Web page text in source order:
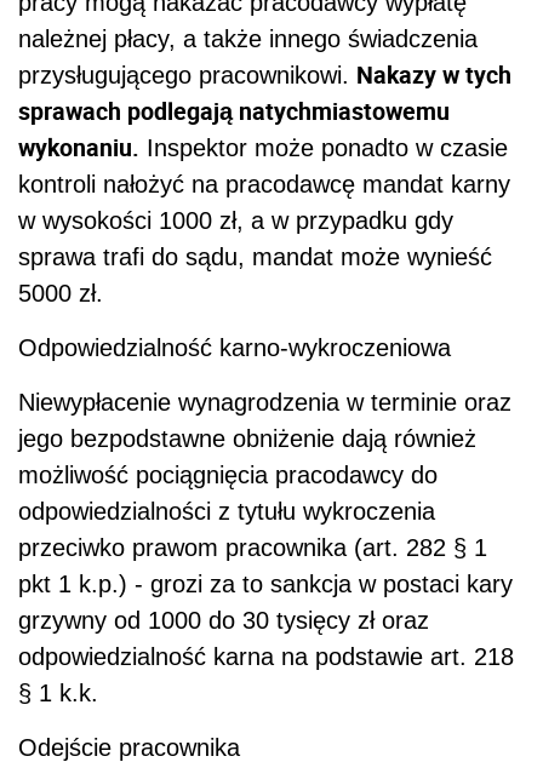
należnej płacy, a także innego świadczenia
przysługującego pracownikowi. Nakazy w tych
sprawach podlegają natychmiastowemu
wykonaniu. Inspektor może ponadto w czasie
kontroli nałożyć na pracodawcę mandat karny
w wysokości 1000 zł, a w przypadku gdy
sprawa trafi do sądu, mandat może wynieść
5000 zł.
Odpowiedzialność karno-wykroczeniowa
Niewypłacenie wynagrodzenia w terminie oraz
jego bezpodstawne obniżenie dają również
możliwość pociągnięcia pracodawcy do
odpowiedzialności z tytułu wykroczenia
przeciwko prawom pracownika (art. 282 § 1
pkt 1 k.p.) - grozi za to sankcja w postaci kary
grzywny od 1000 do 30 tysięcy zł oraz
odpowiedzialność karna na podstawie art. 218
§ 1 k.k.
Odejście pracownika